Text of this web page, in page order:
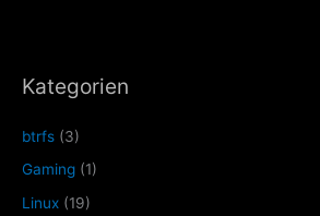
Kategorien
btrfs (3)
Gaming (1)
Linux (19)